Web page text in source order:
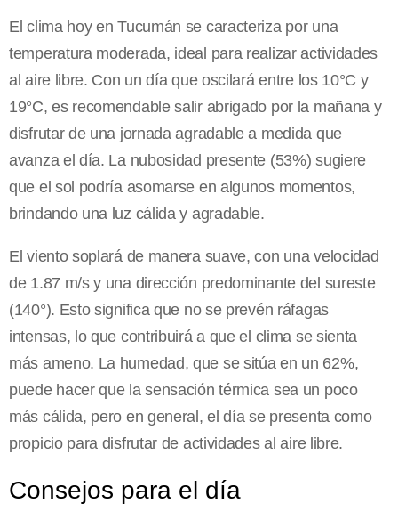
El clima hoy en Tucumán se caracteriza por una
temperatura moderada, ideal para realizar actividades
al aire libre. Con un día que oscilará entre los 10°C y
19°C, es recomendable salir abrigado por la mañana y
disfrutar de una jornada agradable a medida que
avanza el día. La nubosidad presente (53%) sugiere
que el sol podría asomarse en algunos momentos,
brindando una luz cálida y agradable.
El viento soplará de manera suave, con una velocidad
de 1.87 m/s y una dirección predominante del sureste
(140°). Esto significa que no se prevén ráfagas
intensas, lo que contribuirá a que el clima se sienta
más ameno. La humedad, que se sitúa en un 62%,
puede hacer que la sensación térmica sea un poco
más cálida, pero en general, el día se presenta como
propicio para disfrutar de actividades al aire libre.
Consejos para el día